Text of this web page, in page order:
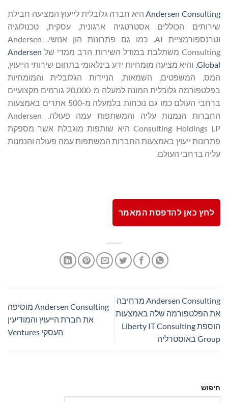
Andersen Consultingהיא חברה גלובלית לייעוץ המציעה חבילת
שירותים הכוללים אסטרטגיה ארגונית, עסקית, טכנולוגיה
וטרנספורמציית AI, כמו גם פתרונות הון אנושי. Andersen
Consulting משתלבת במודל השירות הרב ממדי של
Andersen
Global, והיא מציעה מומחיות ידע בינלאומי בתחום שירותי הייעוץ,
המס, המשפטים, השמאות, הניידות הגלובלית והמומחיות
בפלטפורמה גלובלית המונה למעלה מ-20,000 גורמים מקצועיים
ברחבי העולם כמו גם נוכחות בלמעלה מ-500 אתרים באמצעות
החברות הנמנות עליה והמשתפות עמה פעולה. Andersen
Consulting Holdings LP היא שותפות מוגבלת אשר מספקת
פתרונות ייעוץ באמצעות החברות המשתפות עמה פעולה והנמנות
עליה ברחבי העולם.
לחץ כאן להדפסת המאמר
Andersen Consulting מרחיבה
את הפלטפורמה שלה באמצעות
הוספת Liberty IT Consulting
Group באוסטרליה
Andersen Consulting מוסיפה
את חברת הייעוץ והמודיעין
העסקי Ventures
חיפוש